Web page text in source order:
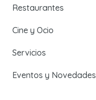
Restaurantes
Cine y Ocio
Servicios
Eventos y Novedades